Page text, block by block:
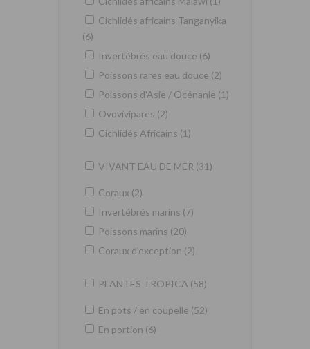
Cichlidés africains Tanganyika
(6)
Invertébrés eau douce (6)
Poissons rares eau douce (2)
Poissons d'Asie / Océnanie (1)
Ovovivipares (2)
Cichlidés Africains (1)
VIVANT EAU DE MER (31)
Coraux (2)
Invertébrés marins (7)
Poissons marins (20)
Coraux d'exception (2)
PLANTES TROPICA (58)
En pots / en coupelle (52)
En portion (6)